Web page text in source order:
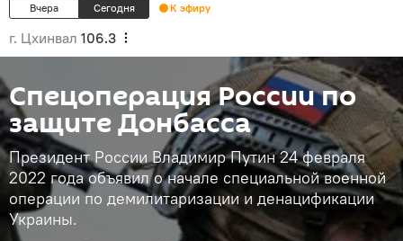
Вчера Сегодня К эфиру
г. Цхинвал 106.3
Спецоперация России по
защите Донбасса
Президент России Владимир Путин 24 февраля
2022 года объявил о начале специальной военной
операции по демилитаризации и денацификации
Украины.